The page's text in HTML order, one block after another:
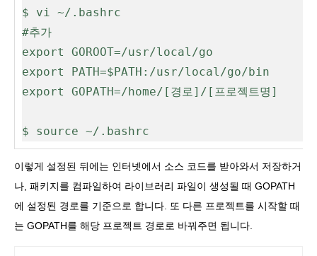
$ vi ~/.bashrc
#추가
export GOROOT=/usr/local/go
export PATH=$PATH:/usr/local/go/bin
export GOPATH=/home/[경로]/[프로젝트명]
$ source ~/.bashrc
이렇게 설정된 뒤에는 인터넷에서 소스 코드를 받아와서 저장하거
나, 패키지를 컴파일하여 라이브러리 파일이 생성될 때 GOPATH
에 설정된 경로를 기준으로 합니다. 또 다른 프로젝트를 시작할 때
는 GOPATH를 해당 프로젝트 경로로 바꿔주면 됩니다.